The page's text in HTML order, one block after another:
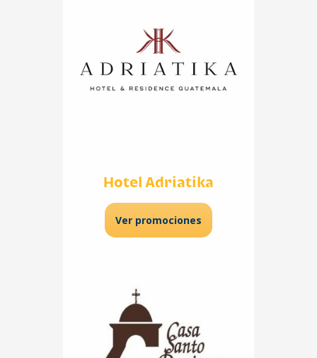
Hotel Adriatika
Ver promociones